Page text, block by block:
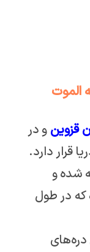
الموت
قزوین و در
دریا قرار دارد.
شده و
که در طول